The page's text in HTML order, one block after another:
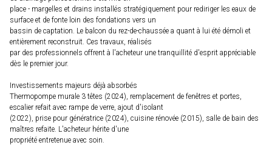
place - margelles et drains installés stratégiquement pour rediriger les eaux de
surface et de fonte loin des fondations vers un
bassin de captation. Le balcon du rez-de-chaussée a quant à lui été démoli et
entièrement reconstruit. Ces travaux, réalisés
par des professionnels offrent à l'acheteur une tranquillité d'esprit appréciable
dès le premier jour.
Investissements majeurs déjà absorbés
Thermopompe murale 3 têtes (2024), remplacement de fenêtres et portes,
escalier refait avec rampe de verre, ajout d'isolant
(2022), prise pour génératrice (2024), cuisine rénovée (2015), salle de bain des
maîtres refaite. L'acheteur hérite d'une
propriété entretenue avec soin.